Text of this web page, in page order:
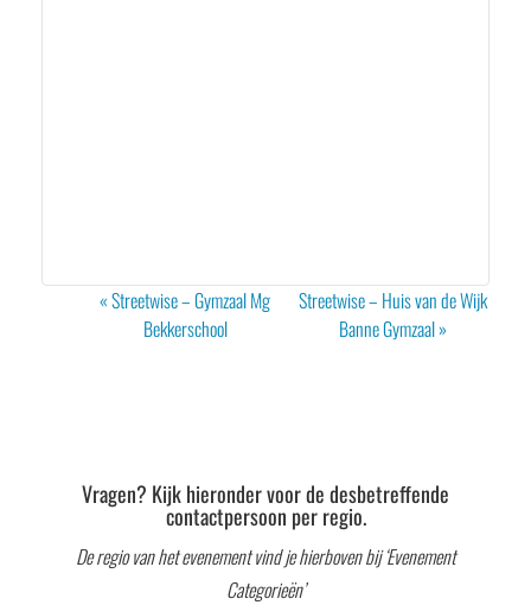
Evenement
«Streetwise – Gymzaal Mg
Bekkerschool
Streetwise – Huis van de Wijk
Banne Gymzaal»
Vragen? Kijk hieronder voor de desbetreffende
contactpersoon per regio.
De regio van het evenement vind je hierboven bij ‘Evenement
Categorieën’